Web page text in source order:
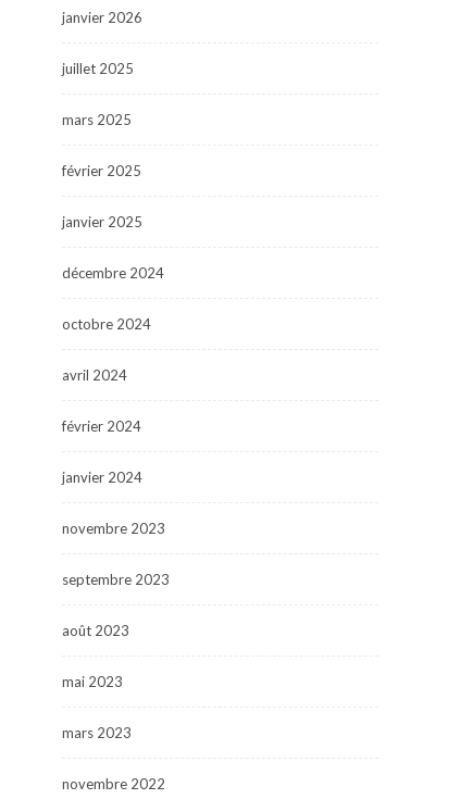
janvier 2026
juillet 2025
mars 2025
février 2025
janvier 2025
décembre 2024
octobre 2024
avril 2024
février 2024
janvier 2024
novembre 2023
septembre 2023
août 2023
mai 2023
mars 2023
novembre 2022